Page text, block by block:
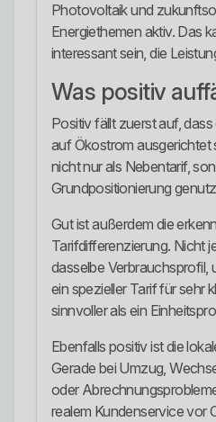
Photovoltaik und
Energiethemen aktiv. Das
interessant sein, die
Was positiv
Positiv fällt zuerst auf,
auf Ökostrom ausgerichtet
nicht nur als Nebentarif,
Grundpositionierung
Gut ist außerdem die
Tarifdifferenzierung. Nicht
dasselbe Verbrauchsprofil,
ein spezieller Tarif für sehr
sinnvoller als ein
Ebenfalls positiv ist die
Gerade bei Umzug,
oder
realem Kundenservice vor